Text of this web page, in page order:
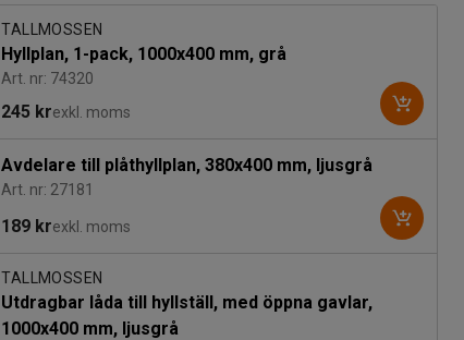
TALLMOSSEN
Hyllplan, 1-pack, 1000x400 mm, grå
Art. nr: 74320
245 krexkl. moms
Avdelare till plåthyllplan, 380x400 mm, ljusgrå
Art. nr: 27181
189 krexkl. moms
TALLMOSSEN
Utdragbar låda till hyllställ, med öppna gavlar,
1000x400 mm, ljusgrå